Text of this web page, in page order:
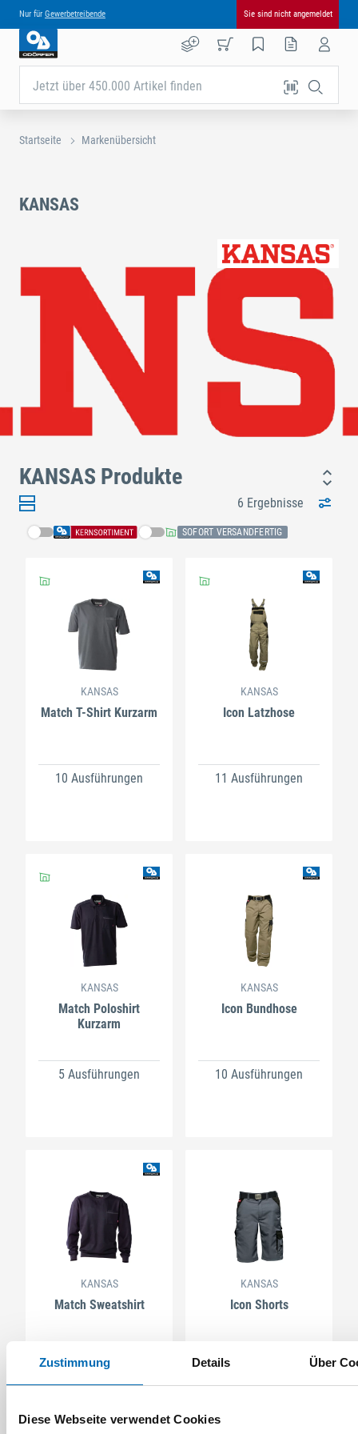
Zustimmung Details Über
Diese Webseite verwendet Cookies
Nur für Gewerbetreibende Sie sind nicht angemeldet
Jetzt über 450.000 Artikel finden
Startseite Markenübersicht
KANSAS
KANSAS Produkte
6 Ergebnisse
SOFORT VERSANDFERTIG
KANSAS
Match T-Shirt Kurzarm
10 Ausführungen
KANSAS
Icon Latzhose
11 Ausführungen
KANSAS
Match Poloshirt
Kurzarm
5 Ausführungen
KANSAS
Icon Bundhose
10 Ausführungen
KANSAS
Match Sweatshirt
10 Ausführungen
KANSAS
Icon Shorts
6 Ausführungen